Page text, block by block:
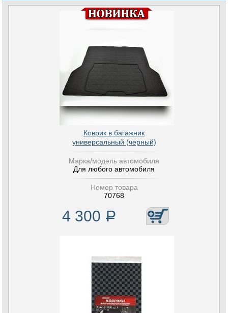
Коврик в багажник
универсальный (черный)
Марка/модель автомобиля
Для любого автомобиля
Номер товара
70768
4 300 Р